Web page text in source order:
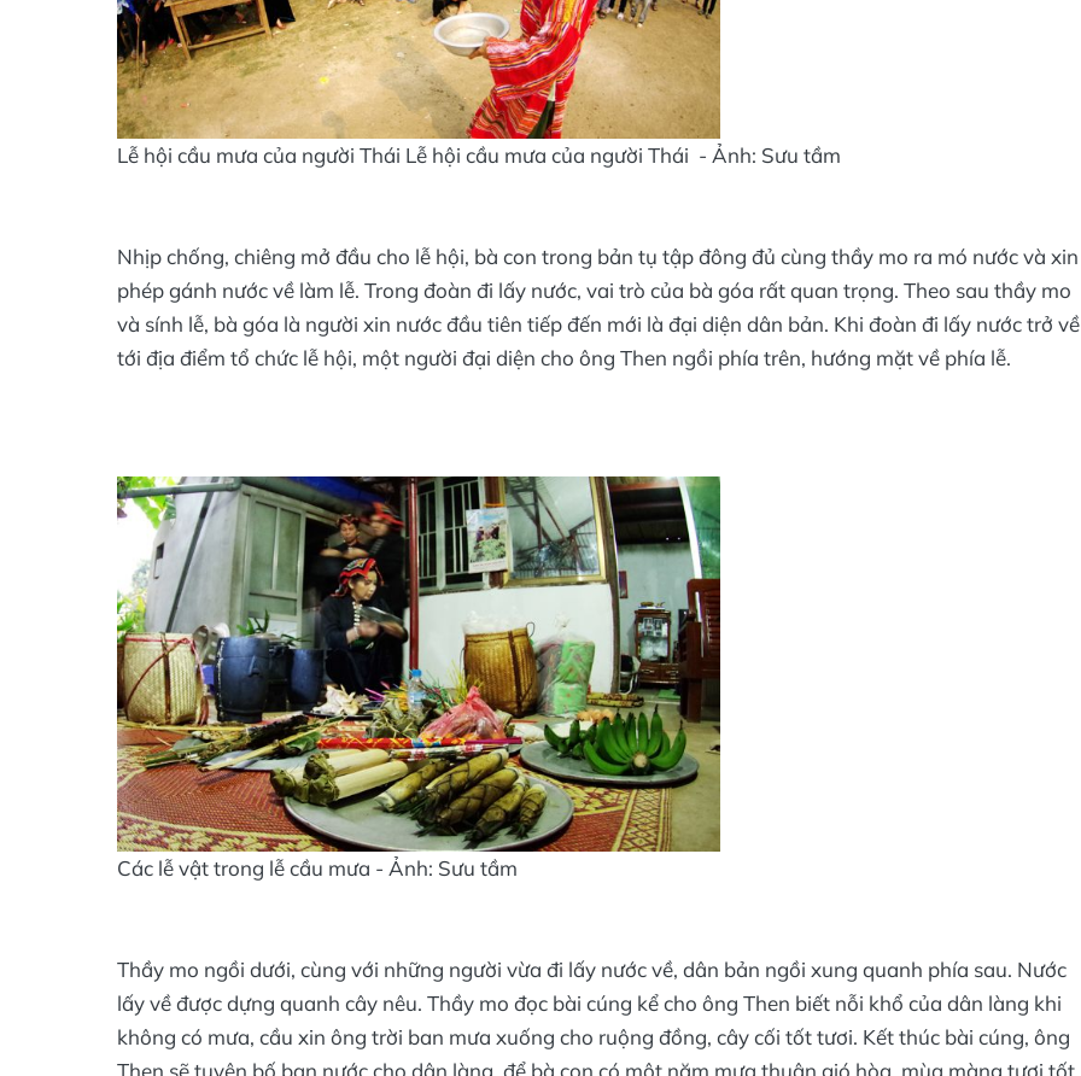
Lễ hội cầu mưa của người Thái Lễ hội cầu mưa của người Thái - Ảnh: Sưu tầm
Nhịp chống, chiêng mở đầu cho lễ hội, bà con trong bản tụ tập đông đủ cùng thầy mo ra mó nước và xin
phép gánh nước về làm lễ. Trong đoàn đi lấy nước, vai trò của bà góa rất quan trọng. Theo sau thầy mo
và sính lễ, bà góa là người xin nước đầu tiên tiếp đến mới là đại diện dân bản. Khi đoàn đi lấy nước trở về
tới địa điểm tổ chức lễ hội, một người đại diện cho ông Then ngồi phía trên, hướng mặt về phía lễ.
Các lễ vật trong lễ cầu mưa - Ảnh: Sưu tầm
Thầy mo ngồi dưới, cùng với những người vừa đi lấy nước về, dân bản ngồi xung quanh phía sau. Nước
lấy về được dựng quanh cây nêu. Thầy mo đọc bài cúng kể cho ông Then biết nỗi khổ của dân làng khi
không có mưa, cầu xin ông trời ban mưa xuống cho ruộng đồng, cây cối tốt tươi. Kết thúc bài cúng, ông
Then sẽ tuyên bố ban nước cho dân làng, để bà con có một năm mưa thuận gió hòa, mùa màng tươi tốt.